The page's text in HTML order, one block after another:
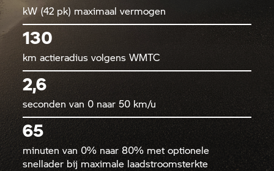
kW (42 pk) maximaal vermogen
130
km actieradius volgens WMTC
2,6
seconden van 0 naar 50 km/u
65
minuten van 0% naar 80% met optionele
snellader bij maximale laadstroomsterkte